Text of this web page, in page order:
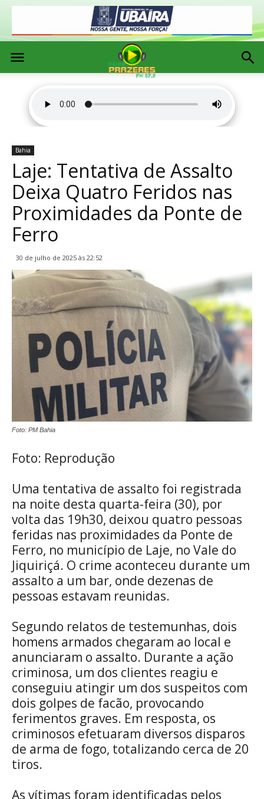
Bahia
Laje: Tentativa de Assalto
Deixa Quatro Feridos nas
Proximidades da Ponte de
Ferro
30 de julho de 2025 às 22:52
Foto: PM Bahia
Foto: Reprodução
Uma tentativa de assalto foi registrada
na noite desta quarta-feira (30), por
volta das 19h30, deixou quatro pessoas
feridas nas proximidades da Ponte de
Ferro, no município de Laje, no Vale do
Jiquiriçá. O crime aconteceu durante um
assalto a um bar, onde dezenas de
pessoas estavam reunidas.
Segundo relatos de testemunhas, dois
homens armados chegaram ao local e
anunciaram o assalto. Durante a ação
criminosa, um dos clientes reagiu e
conseguiu atingir um dos suspeitos com
dois golpes de facão, provocando
ferimentos graves. Em resposta, os
criminosos efetuaram diversos disparos
de arma de fogo, totalizando cerca de 20
tiros.
As vítimas foram identificadas pelos